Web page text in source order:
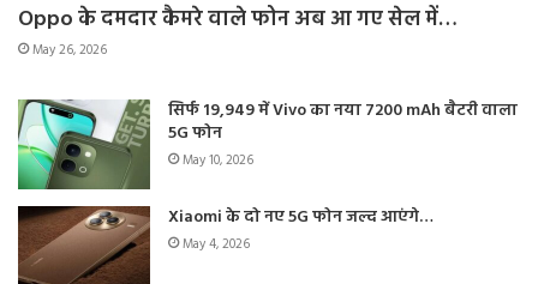
Oppo के दमदार कैमरे वाले फोन अब आ गए सेल में…
May 26, 2026
सिर्फ 19,949 में Vivo का नया 7200 mAh बैटरी वाला
5G फोन
May 10, 2026
Xiaomi के दो नए 5G फोन जल्द आएंगे…
May 4, 2026